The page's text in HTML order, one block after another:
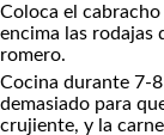
Coloca el
encima las rodajas
romero.
Cocina durante 7-
demasiado para
crujiente, y la